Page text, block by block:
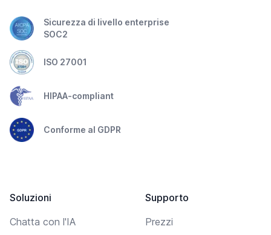
Sicurezza di livello enterprise
SOC2
ISO 27001
HIPAA-compliant
Conforme al GDPR
Soluzioni
Chatta con l'IA
Supporto
Prezzi